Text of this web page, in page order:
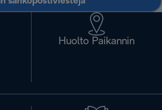
Huolto Paikannin